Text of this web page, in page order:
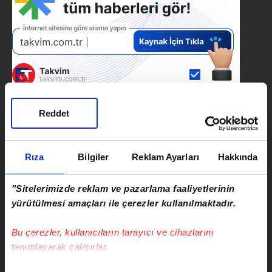
Rıza Bilgiler Reklam Ayarları Hakkında
"Sitelerimizde reklam ve pazarlama faaliyetlerinin
yürütülmesi amaçları ile çerezler kullanılmaktadır.
Bu çerezler, kullanıcıların tarayıcı ve cihazlarını
tanımlayarak çalışırlar.
Reddet
SONRAKİ HABER
dönüştü: 12 yaralı
ÖNCEKİ HABER
Dikili'de ziraat alanında başlayan
yangın makiliğe sıçradı